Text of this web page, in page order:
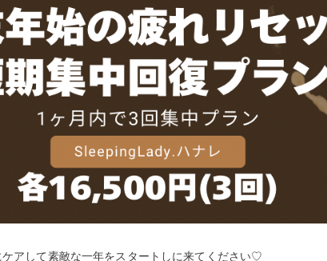
アして素敵な一年をスタートしに来てください♡